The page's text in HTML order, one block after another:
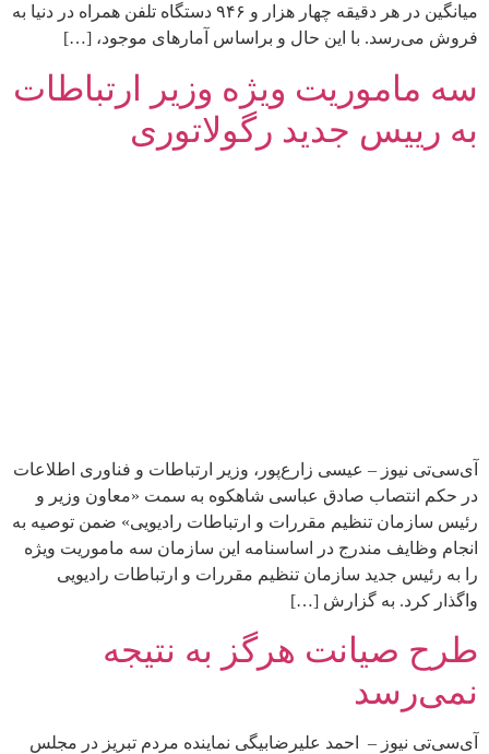
میانگین در هر دقیقه چهار هزار و ۹۴۶ دستگاه تلفن همراه در دنیا به
فروش می‌رسد. با این حال و براساس آمارهای موجود، […]
سه ماموریت ویژه وزیر ارتباطات
به رییس جدید رگولاتوری
آی‌سی‌تی نیوز – عیسی زارع‌پور، وزیر ارتباطات و فناوری اطلاعات
در حکم انتصاب صادق عباسی شاهکوه به سمت «معاون وزیر و
رئیس سازمان تنظیم مقررات و ارتباطات رادیویی» ضمن توصیه به
انجام وظایف مندرج در اساسنامه این سازمان سه ماموریت ویژه
را به رئیس جدید سازمان تنظیم مقررات و ارتباطات رادیویی
واگذار کرد. به گزارش […]
طرح صیانت هرگز به نتیجه
نمی‌رسد
آی‌سی‌تی نیوز – احمد علیرضابیگی نماینده مردم تبریز در مجلس